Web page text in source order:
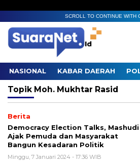
SCROLL TO CONTINUE WITH
NASIONAL KABAR DAERAH
Topik Moh. Mukhtar Rasid
Berita
Democracy Election Talks, Mashudi
Ajak Pemuda dan Masyarakat
Bangun Kesadaran Politik
Minggu, 7 Januari 2024 - 17:36 WIB